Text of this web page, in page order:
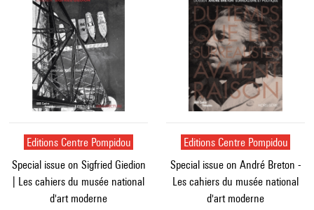
Editions Centre Pompidou
Special issue on Sigfried Giedion
| Les cahiers du musée national
d'art moderne
Editions Centre Pompidou
Special issue on André Breton -
Les cahiers du musée national
d'art moderne